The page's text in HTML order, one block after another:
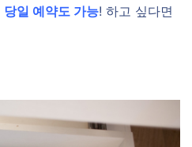
당일 예약도 가능! 하고 싶다면